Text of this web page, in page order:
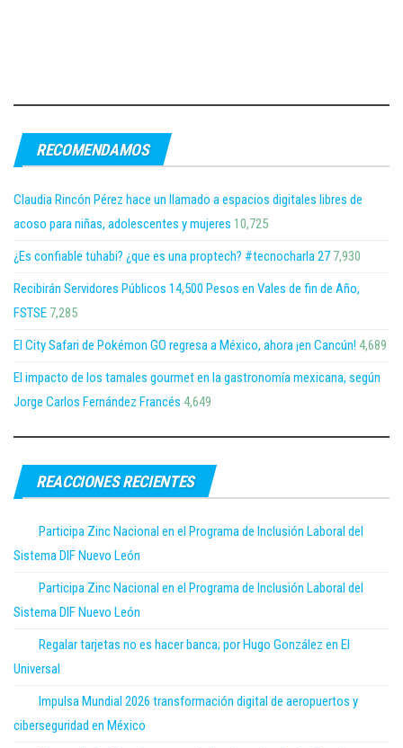
RECOMENDAMOS
Claudia Rincón Pérez hace un llamado a espacios digitales libres de
acoso para niñas, adolescentes y mujeres 10,725
¿Es confiable tuhabi? ¿que es una proptech? #tecnocharla 27 7,930
Recibirán Servidores Públicos 14,500 Pesos en Vales de fin de Año,
FSTSE 7,285
El City Safari de Pokémon GO regresa a México, ahora ¡en Cancún! 4,689
El impacto de los tamales gourmet en la gastronomía mexicana, según
Jorge Carlos Fernández Francés 4,649
REACCIONES RECIENTES
Participa Zinc Nacional en el Programa de Inclusión Laboral del
Sistema DIF Nuevo León
Participa Zinc Nacional en el Programa de Inclusión Laboral del
Sistema DIF Nuevo León
Regalar tarjetas no es hacer banca; por Hugo González en El
Universal
Impulsa Mundial 2026 transformación digital de aeropuertos y
ciberseguridad en México